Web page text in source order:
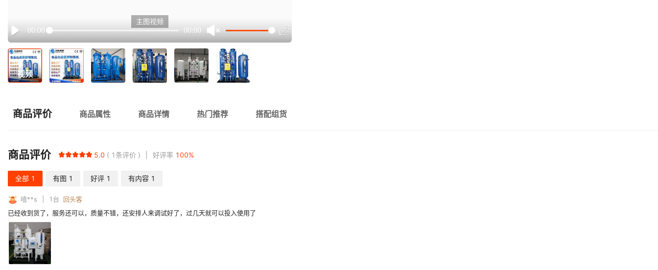
Play
00:00 00:00
主图视频
视频
商品评价 商品属性 商品详情 热门推荐 搭配组货
商品评价 5.0 1条评价 好评率 100%
全部 1 有图 1 好评 1 有内容 1
嘻**s 1台
回头客
已经收到货了，服务还可以，质量不错，还安排人来调试好了，过几天就可以投入使用了